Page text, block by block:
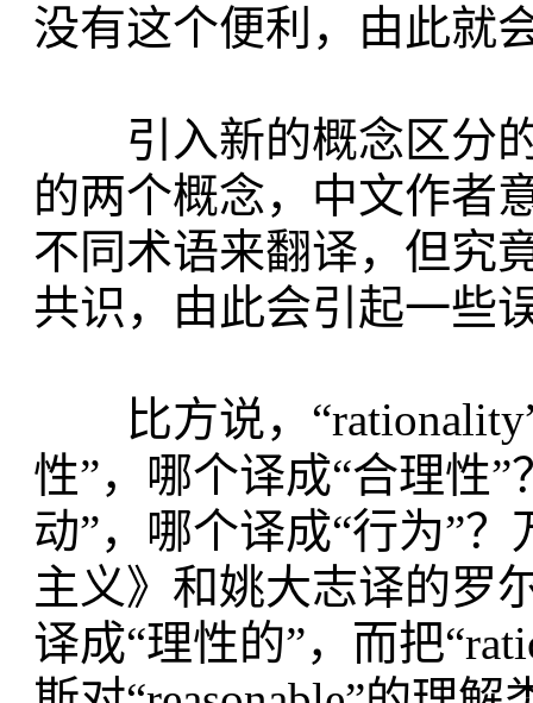
没有这个便利，由此就
引入新的概念区分的
的两个概念，中文作者
不同术语来翻译，但究
共识，由此会引起一些
比方说，“rationality”
性”，哪个译成“合理性”
动”，哪个译成“行为”
主义》和姚大志译的罗
译成“理性的”，而把